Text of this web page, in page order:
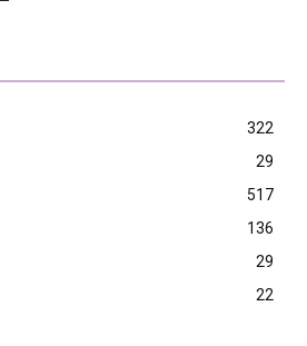
322
29
517
136
29
22